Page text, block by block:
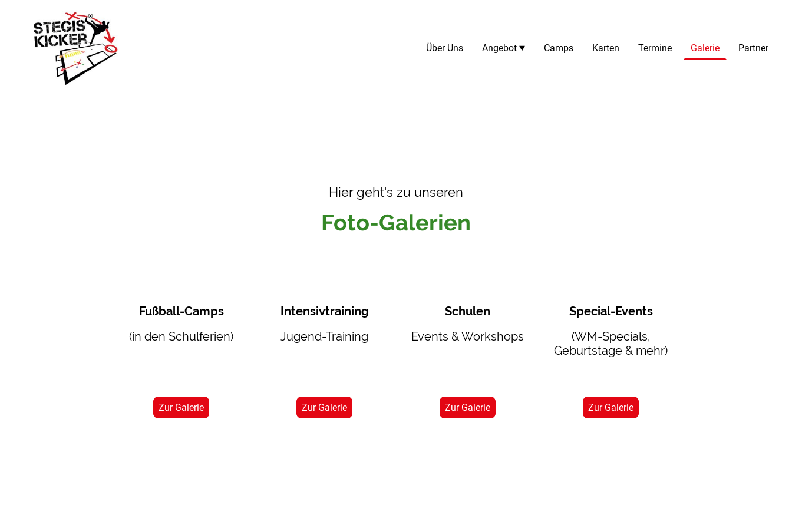
Über Uns Angebot Camps Karten Termine Galerie Partner
Foto-Galerien
Intensivtraining
Jugend-Training
Zur Galerie
Schulen
Events & Workshops
Zur Galerie
Special-Events
(WM-Specials,
Geburtstage & mehr)
Zur Galerie
Hier geht's zu unseren
Fußball-Camps
(in den Schulferien)
Zur Galerie